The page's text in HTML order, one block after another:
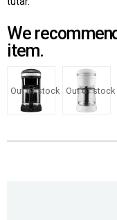
We
item.
Out of stock Out of stock